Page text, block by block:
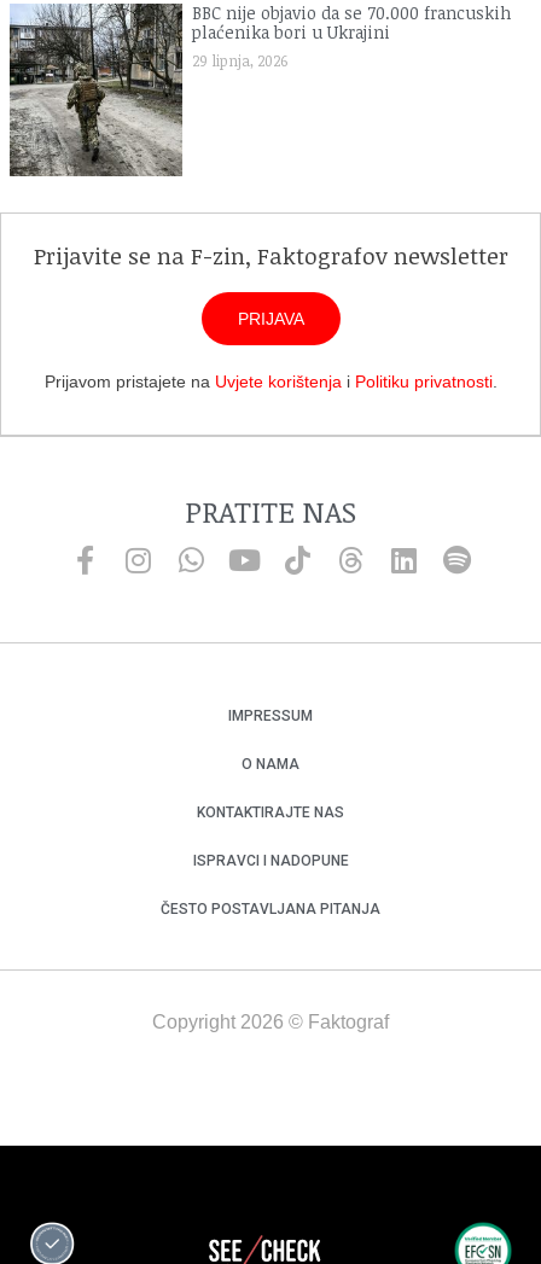
BBC nije objavio da se 70.000 francuskih
plaćenika bori u Ukrajini
29 lipnja, 2026
Prijavite se na F-zin, Faktografov newsletter
PRIJAVA
Prijavom pristajete na Uvjete korištenja i Politiku privatnosti.
PRATITE NAS
IMPRESSUM
O NAMA
KONTAKTIRAJTE NAS
ISPRAVCI I NADOPUNE
ČESTO POSTAVLJANA PITANJA
Copyright 2026 © Faktograf